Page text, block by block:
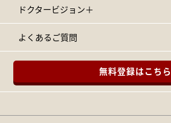
ドクタービジョン＋
よくあるご質問
無料登録はこちら